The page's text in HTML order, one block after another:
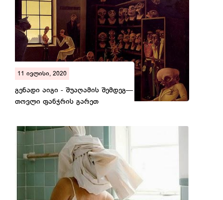
11 ივლისი, 2020
გენადი აიგი - შუაღამის შემდეგ—
თოვლი ფანჯრის გარეთ